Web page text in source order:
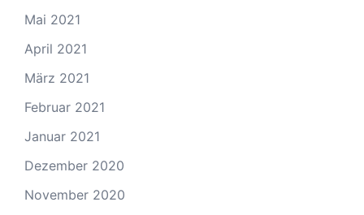
Mai 2021
April 2021
März 2021
Februar 2021
Januar 2021
Dezember 2020
November 2020